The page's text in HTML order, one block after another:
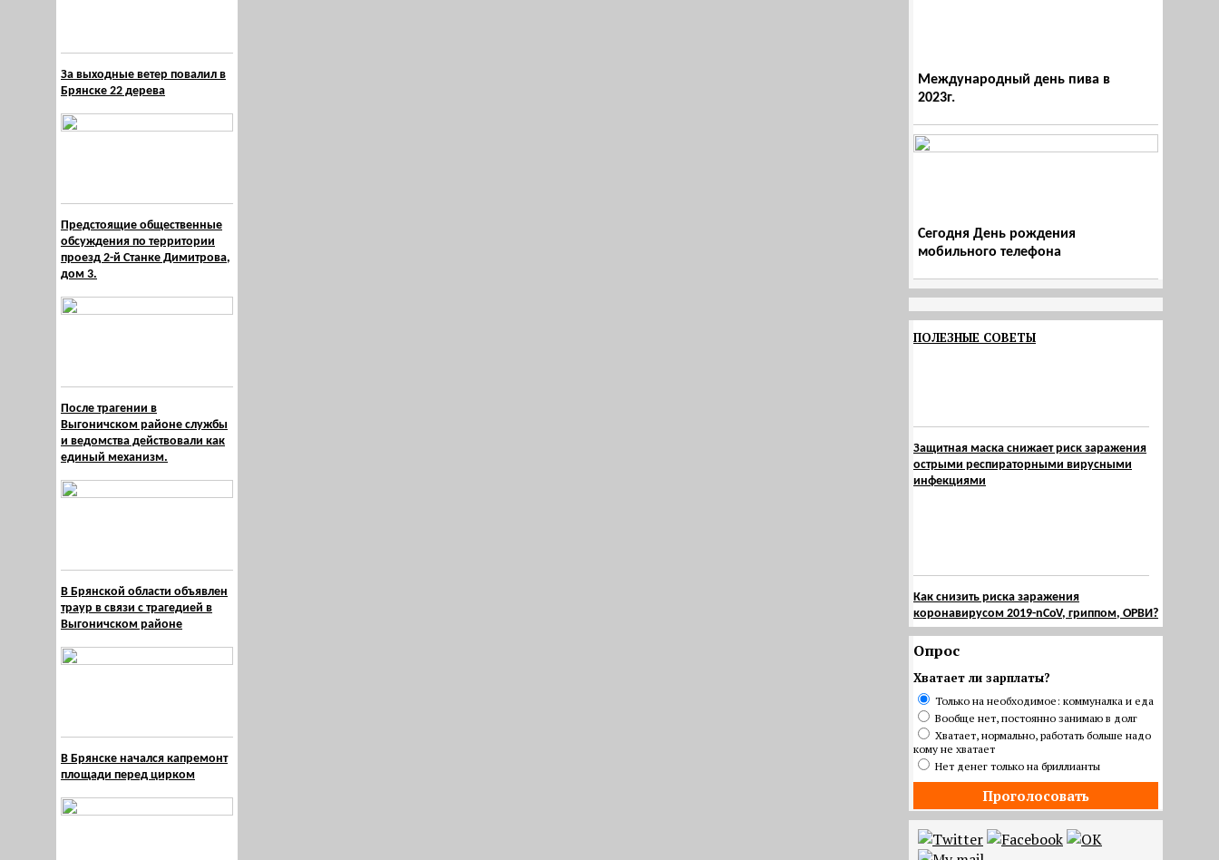
За выходные ветер повалил в
Брянске 22 дерева
Предстоящие общественные
обсуждения по территории
проезд 2-й Станке Димитрова,
дом 3.
После трагении в
Выгоничском районе службы
и ведомства действовали как
единый механизм.
В Брянской области объявлен
траур в связи с трагедией в
Выгоничском районе
В Брянске начался капремонт
площади перед цирком
Международный день пива в
2023г.
Сегодня День рождения
мобильного телефона
ПОЛЕЗНЫЕ СОВЕТЫ
Защитная маска снижает риск заражения
острыми респираторными вирусными
инфекциями
Как снизить риска заражения
коронавирусом 2019-nCoV, гриппом, ОРВИ?
Опрос
Хватает ли зарплаты?
Только на необходимое: коммуналка и еда
Вообще нет, постоянно занимаю в долг
Хватает, нормально, работать больше надо
кому не хватает
Нет денег только на бриллианты
Проголосовать